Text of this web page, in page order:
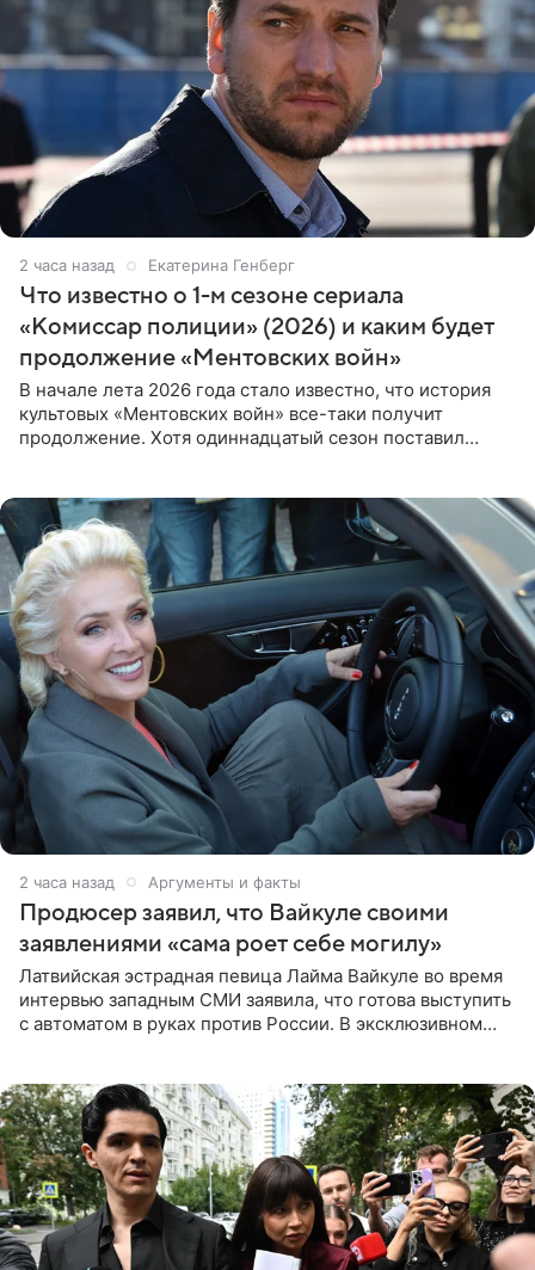
2 часа назад Екатерина Генберг
Что известно о 1-м сезоне сериала
«Комиссар полиции» (2026) и каким будет
продолжение «Ментовских войн»
В начале лета 2026 года стало известно, что история
культовых «Ментовских войн» все-таки получит
продолжение. Хотя одиннадцатый сезон поставил
2 часа назад Аргументы и факты
Продюсер заявил, что Вайкуле своими
заявлениями «сама роет себе могилу»
Латвийская эстрадная певица Лайма Вайкуле во время
интервью западным СМИ заявила, что готова выступить
с автоматом в руках против России. В эксклюзивном